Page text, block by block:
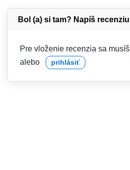
Bol (a) si tam? Napíš
Pre vloženie recenzia sa musíš
alebo prihlásiť